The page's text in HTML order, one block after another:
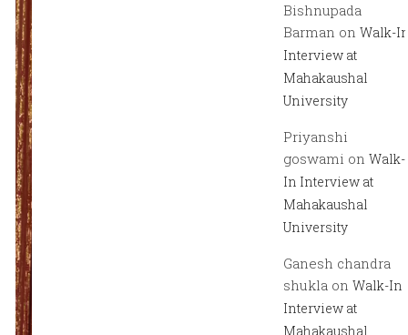
Bishnupada
Barman onWalk-
Interview at
Mahakaushal
University
Priyanshi
goswami onWalk-
In Interview at
Mahakaushal
University
Ganesh chandra
shukla onWalk-In
Interview at
Mahakaushal